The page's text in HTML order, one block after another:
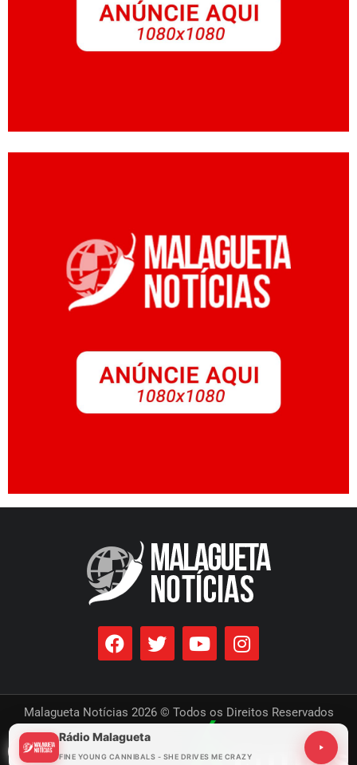
Malagueta Notícias 2026 © Todos os Direitos Reservados
Desenvolvido por
Rádio Malagueta
FINE YOUNG CANNIBALS - SHE DRIVES ME CRAZY